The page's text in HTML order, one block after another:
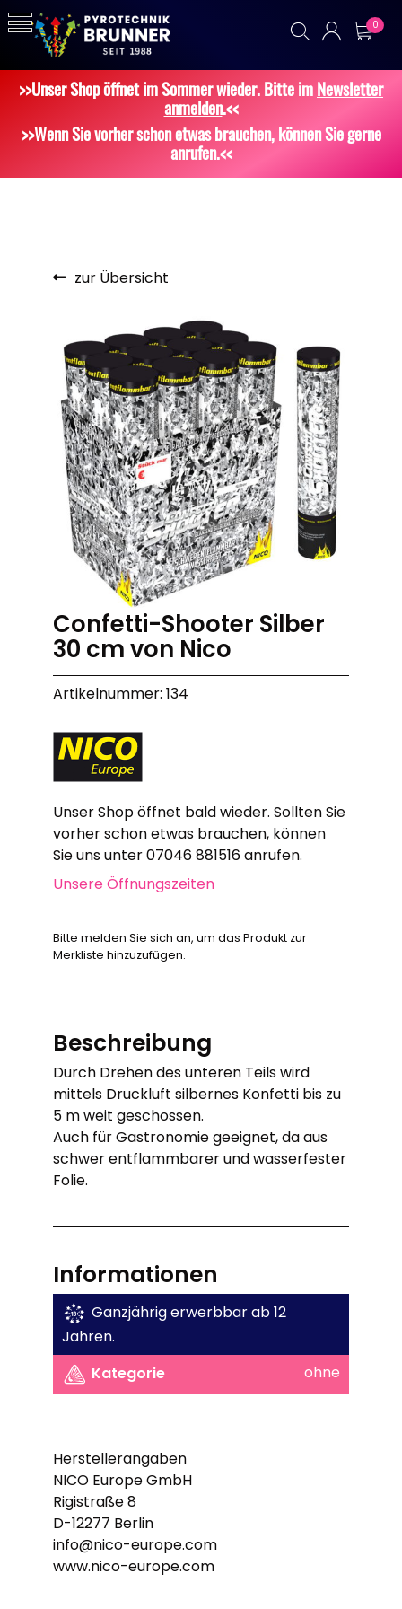
0
>>Unser Shop öffnet im Sommer wieder. Bitte imNewsletter
anmelden.<<
>>Wenn Sie vorher schon etwas brauchen, können Sie gerne
anrufen.<<
zur Übersicht
Confetti-Shooter Silber
30 cm von Nico
Artikelnummer: 134
Unser Shop öffnet bald wieder. Sollten Sie
vorher schon etwas brauchen, können
Sie uns unter 07046 881516 anrufen.
Unsere Öffnungszeiten
Bitte melden Sie sich an, um das Produkt zur
Merkliste hinzuzufügen.
Beschreibung
Durch Drehen des unteren Teils wird
mittels Druckluft silbernes Konfetti bis zu
5 m weit geschossen.
Auch für Gastronomie geeignet, da aus
schwer entflammbarer und wasserfester
Folie.
Informationen
Ganzjährig erwerbbar ab 12
Jahren.
Kategorie
ohne
Herstellerangaben
NICO Europe GmbH
Rigistraße 8
D-12277 Berlin
info@nico-europe.com
www.nico-europe.com